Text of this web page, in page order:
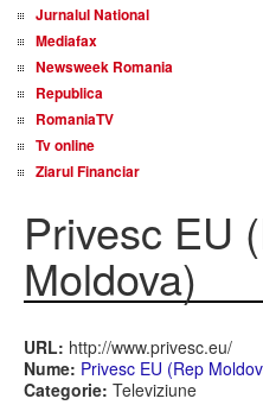
Jurnalul National
Mediafax
Newsweek Romania
Republica
RomaniaTV
Tv online
Ziarul Financiar
Privesc EU
Moldova)
URL: http://www.privesc.eu/
Nume: Privesc EU (Rep
Categorie: Televiziune